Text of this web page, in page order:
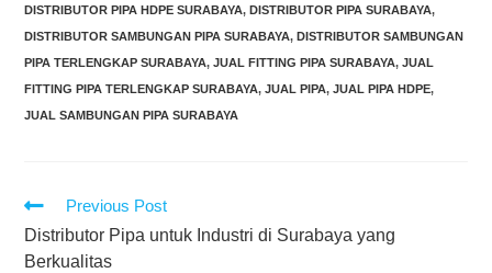
DISTRIBUTOR PIPA HDPE SURABAYA, DISTRIBUTOR PIPA SURABAYA,
DISTRIBUTOR SAMBUNGAN PIPA SURABAYA, DISTRIBUTOR SAMBUNGAN
PIPA TERLENGKAP SURABAYA, JUAL FITTING PIPA SURABAYA, JUAL
FITTING PIPA TERLENGKAP SURABAYA, JUAL PIPA, JUAL PIPA HDPE,
JUAL SAMBUNGAN PIPA SURABAYA
Previous Post
Distributor Pipa untuk Industri di Surabaya yang
Berkualitas